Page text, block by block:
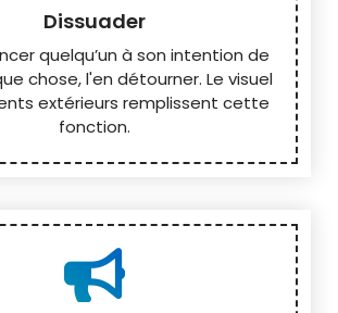
Dissuader
quelqu’un à son intention de
chose, l'en détourner. Le visuel
extérieurs remplissent cette
fonction.